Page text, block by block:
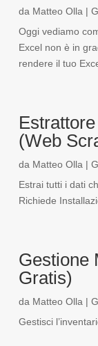
da Matteo Olla |
Oggi vediamo
Excel non è in
rendere il tuo
(Web
da Matteo Olla |
Estrai tutti i dati
Richiede
Gestione
Gratis)
da Matteo Olla |
Gestisci